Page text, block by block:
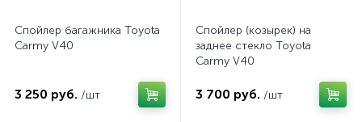
Спойлер багажника Toyota
Carmy V40
3 250 руб. /шт
Спойлер (козырек) на
заднее стекло Toyota
Carmy V40
3 700 руб. /шт